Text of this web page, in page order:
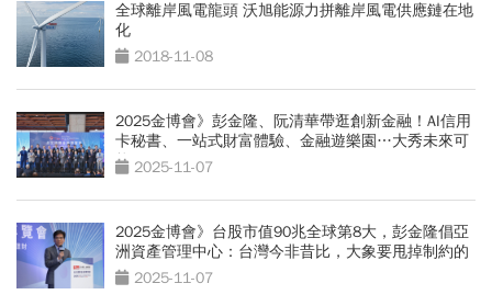
全球離岸風電龍頭 沃旭能源力拼離岸風電供應鏈在地
化
2018-11-08
2025金博會》彭金隆、阮清華帶逛創新金融！AI信用
卡秘書、一站式財富體驗、金融遊樂園…大秀未來可
能 2025-11-07
2025金博會》台股市值90兆全球第8大，彭金隆倡亞
洲資產管理中心：台灣今非昔比，大象要甩掉制約的
繩子2025-11-07